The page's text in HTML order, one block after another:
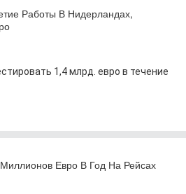
Работы В Нидерландах,
1,4 млрд. евро в течение
Евро В Год На Рейсах